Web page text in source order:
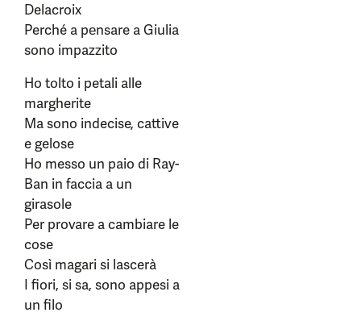
Delacroix
Perché a pеnsare a Giulia
sono impazzito
Ho tolto i petali alle
margherite
Ma sono indecise, cattive
e gelose
Ho messo un paio di Ray-
Ban in faccia a un
girasole
Per provare a cambiare le
cose
Così magari si lascerà
I fiori, si sa, sono appesi a
un filo